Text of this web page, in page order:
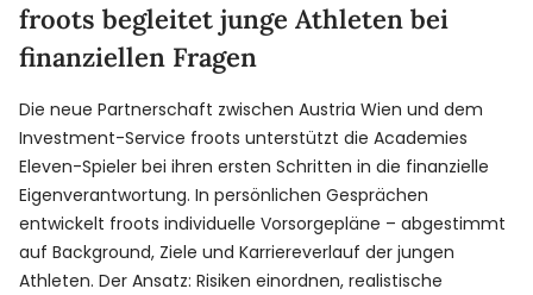
froots begleitet junge Athleten bei
finanziellen Fragen
Die neue Partnerschaft zwischen Austria Wien und dem
Investment-Service froots unterstützt die Academies
Eleven-Spieler bei ihren ersten Schritten in die finanzielle
Eigenverantwortung. In persönlichen Gesprächen
entwickelt froots individuelle Vorsorgepläne – abgestimmt
auf Background, Ziele und Karriereverlauf der jungen
Athleten. Der Ansatz: Risiken einordnen, realistische